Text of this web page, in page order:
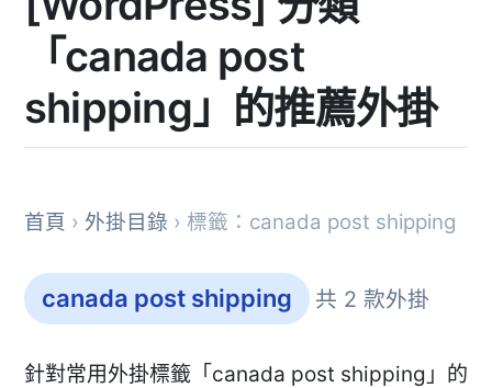
「canada post
shipping」的推薦外掛
首頁 › 外掛目錄 › 標籤：canada post shipping
canada post shipping 共 2 款外掛
針對常用外掛標籤「canada post shipping」的